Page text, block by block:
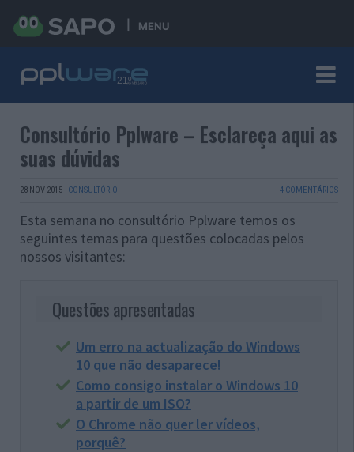
MENU
Consultório Pplware – Esclareça aqui as
suas dúvidas
28 NOV 2015 · CONSULTÓRIO 4 COMENTÁRIOS
Esta semana no consultório Pplware temos os
seguintes temas para questões colocadas pelos
nossos visitantes:
Questões apresentadas
Um erro na actualização do Windows
10 que não desaparece!
Como consigo instalar o Windows 10
a partir de um ISO?
O Chrome não quer ler vídeos,
porquê?